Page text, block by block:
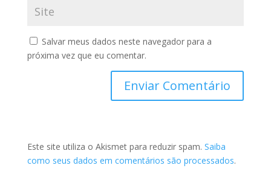
Salvar meus dados neste navegador para a
próxima vez que eu comentar.
Este site utiliza o Akismet para reduzir spam. Saiba
como seus dados em comentários são processados.